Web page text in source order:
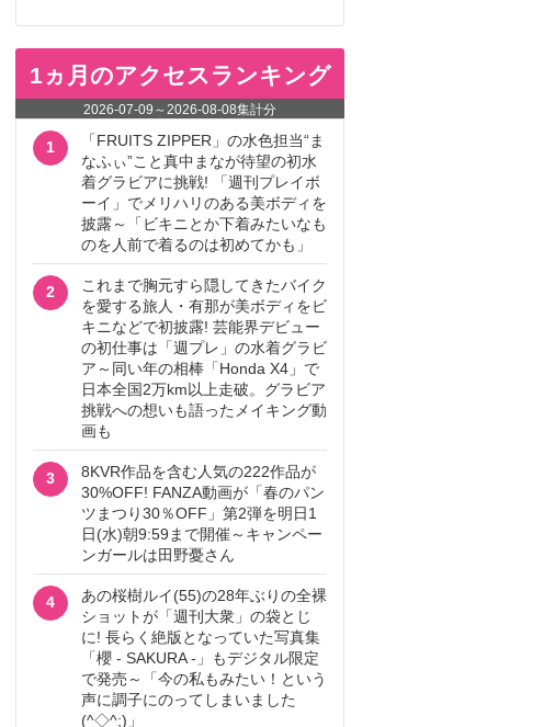
1ヵ月のアクセスランキング
2026-07-09 ～2026-08-08集計分
1
「FRUITS ZIPPER」の水色担当“ま
なふぃ”こと真中まなが待望の初水
着グラビアに挑戦! 「週刊プレイボ
ーイ」でメリハリのある美ボディを
披露～「ビキニとか下着みたいなも
のを人前で着るのは初めてかも」
2
これまで胸元すら隠してきたバイク
を愛する旅人・有那が美ボディをビ
キニなどで初披露! 芸能界デビュー
の初仕事は「週プレ」の水着グラビ
ア～同い年の相棒「Honda X4」で
日本全国2万km以上走破。グラビア
挑戦への想いも語ったメイキング動
画も
3
8KVR作品を含む人気の222作品が
30%OFF! FANZA動画が「春のパン
ツまつり30％OFF」第2弾を明日1
日(水)朝9:59まで開催～キャンペー
ンガールは田野憂さん
4
あの桜樹ルイ(55)の28年ぶりの全裸
ショットが「週刊大衆」の袋とじ
に! 長らく絶版となっていた写真集
「櫻 - SAKURA -」もデジタル限定
で発売～「今の私もみたい！という
声に調子にのってしまいました
(^◇^;)」